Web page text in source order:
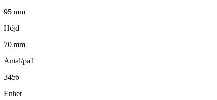
95 mm
Höjd
70 mm
Antal/pall
3456
Enhet